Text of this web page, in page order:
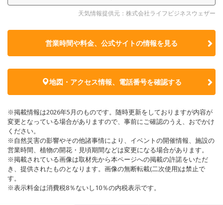
天気情報提供元：株式会社ライフビジネスウェザー
営業時間や料金、公式サイトの情報を見る
地図・アクセス情報、電話番号を確認する
※掲載情報は2026年5月のものです。随時更新をしておりますが内容が
変更となっている場合がありますので、事前にご確認のうえ、おでかけ
ください。
※自然災害の影響やその他諸事情により、イベントの開催情報、施設の
営業時間、植物の開花・見頃期間などは変更になる場合があります。
※掲載されている画像は取材先から本ページへの掲載の許諾をいただ
き、提供されたものとなります。画像の無断転載(二次使用)は禁止で
す。
※表示料金は消費税8％ないし10％の内税表示です。